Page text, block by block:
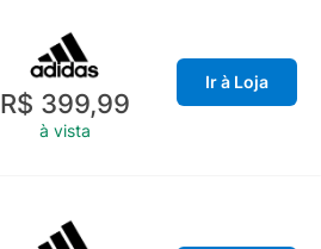
R$ 399,99
à vista
Ir à Loja